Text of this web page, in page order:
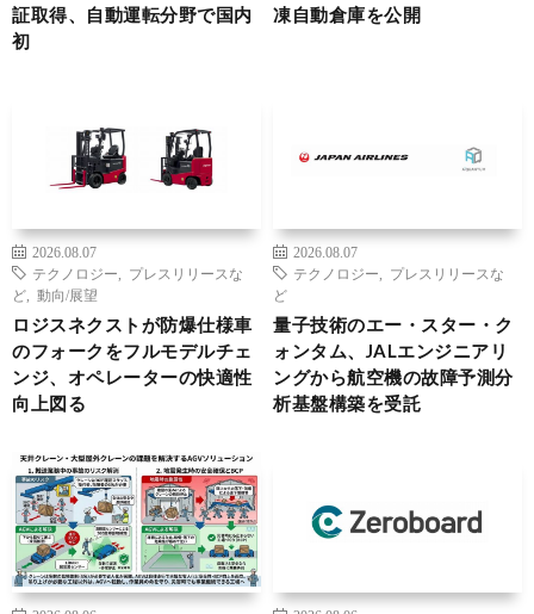
証取得、自動運転分野で国内
初
凍自動倉庫を公開
2026.08.07
テクノロジー
プレスリリースな
ど
動向/展望
ロジスネクストが防爆仕様車
のフォークをフルモデルチェ
ンジ、オペレーターの快適性
向上図る
2026.08.07
テクノロジー
プレスリリースな
ど
量子技術のエー・スター・ク
ォンタム、JALエンジニアリ
ングから航空機の故障予測分
析基盤構築を受託